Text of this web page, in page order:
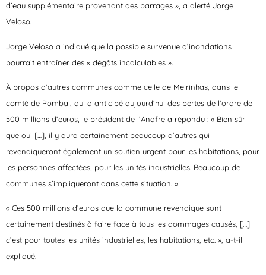
d’eau supplémentaire provenant des barrages », a alerté Jorge
Veloso.
Jorge Veloso a indiqué que la possible survenue d’inondations
pourrait entraîner des « dégâts incalculables ».
À propos d’autres communes comme celle de Meirinhas, dans le
comté de Pombal, qui a anticipé aujourd’hui des pertes de l’ordre de
500 millions d’euros, le président de l’Anafre a répondu : « Bien sûr
que oui […], il y aura certainement beaucoup d’autres qui
revendiqueront également un soutien urgent pour les habitations, pour
les personnes affectées, pour les unités industrielles. Beaucoup de
communes s’impliqueront dans cette situation. »
« Ces 500 millions d’euros que la commune revendique sont
certainement destinés à faire face à tous les dommages causés, […]
c’est pour toutes les unités industrielles, les habitations, etc. », a-t-il
expliqué.